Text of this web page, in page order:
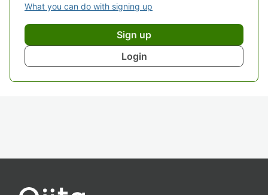
What you can do with signing up
Sign up
Login